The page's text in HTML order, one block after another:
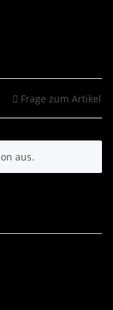
Frage zum Artikel
aus.